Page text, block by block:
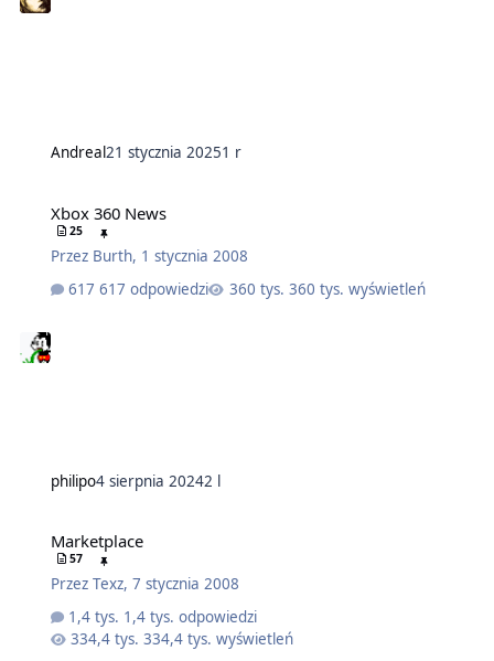
Andreal 21 stycznia 20251 r
Xbox 360 News
25
Przez Burth, 1 stycznia 2008
617 odpowiedzi
360 tys. wyświetleń
philipo4 sierpnia 20242 l
Marketplace
57
Przez Texz, 7 stycznia 2008
1,4 tys. odpowiedzi
334,4 tys. wyświetleń